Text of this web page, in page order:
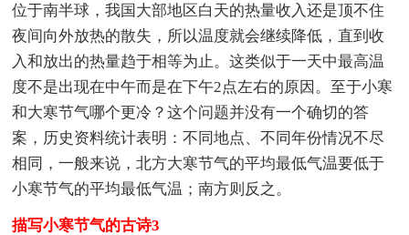
位于南半球，我国大部地区白天的热量收入还是顶不住
夜间向外放热的散失，所以温度就会继续降低，直到收
入和放出的热量趋于相等为止。这类似于一天中最高温
度不是出现在中午而是在下午2点左右的原因。至于小寒
和大寒节气哪个更冷？这个问题并没有一个确切的答
案，历史资料统计表明：不同地点、不同年份情况不尽
相同，一般来说，北方大寒节气的平均最低气温要低于
小寒节气的平均最低气温；南方则反之。
描写小寒节气的古诗3